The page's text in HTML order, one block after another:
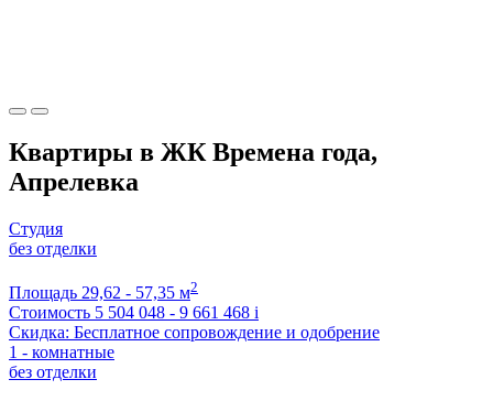
Квартиры в ЖК Времена года,
Апрелевка
Студия
без отделки
Площадь 29,62 - 57,35 м2
Стоимость 5 504 048 - 9 661 468 i
Скидка: Бесплатное сопровождение и одобрение
1 - комнатные
без отделки